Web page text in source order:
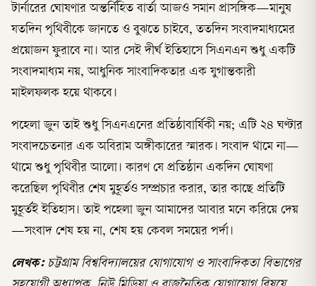
টার্নারের ঘোষণার অন্তর্নিহিত বার্তা আজও সমান প্রাসঙ্গিক—মানুষ
যতদিন পৃথিবীকে জানতে ও বুঝতে চাইবে, ততদিন সংবাদমাধ্যমের
প্রয়োজন ফুরাবে না। আর সেই দীর্ঘ ইতিহাসে সিএনএন শুধু একটি
সংবাদমাধ্যম নয়, আধুনিক সাংবাদিকতার এক যুগান্তকারী
মাইলফলক হয়ে থাকবে।
পহেলা জুন তাই শুধু সিএনএনের প্রতিষ্ঠাবার্ষিকী নয়; এটি ২৪ ঘণ্টার
সংবাদচেতনার এক অবিরাম অঙ্গীকারের স্মারক। সংবাদ থামে না—
থামে শুধু পৃথিবীর আলো। কারণ যে প্রতিষ্ঠান একদিন ঘোষণা
করেছিল পৃথিবীর শেষ মুহূর্তও সম্প্রচার করার, তার কাছে প্রতিটি
মুহূর্তই ইতিহাস। তাই পহেলা জুন আমাদের আবার মনে করিয়ে দেয়
—সংবাদ শেষ হয় না, শেষ হয় কেবল সময়ের পর্দা।
লেখক: চট্টগ্রাম বিশ্ববিদ্যালয়ের যোগাযোগ ও সাংবাদিকতা বিভাগের